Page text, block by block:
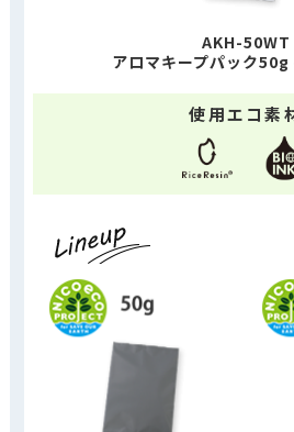
AKH-50WT
アロマキープパック50g
使用エコ素